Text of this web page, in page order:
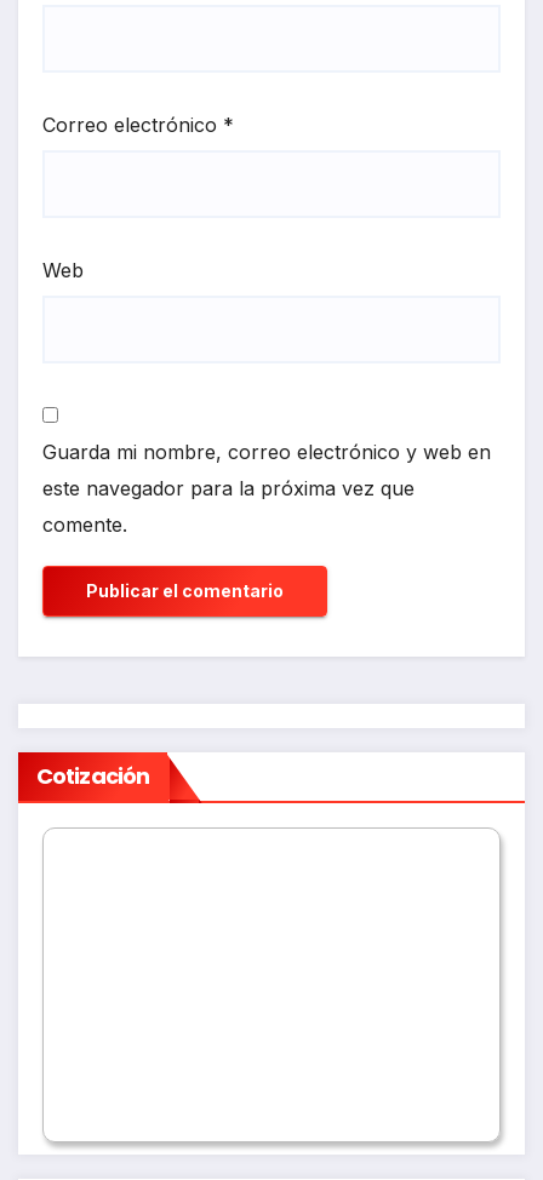
Correo electrónico *
Web
Guarda mi nombre, correo electrónico y web en
este navegador para la próxima vez que
comente.
Cotización